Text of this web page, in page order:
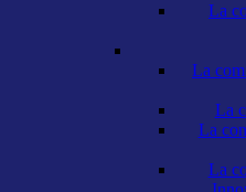
La
La
La
La
La